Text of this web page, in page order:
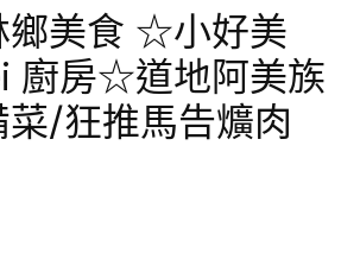
鄉美食 ☆小好美
廚房☆道地阿美族
菜/狂推馬告爌肉